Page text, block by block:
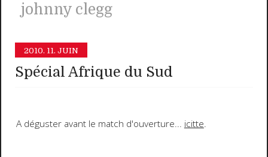
johnny clegg
2010. 11. JUIN
Spécial Afrique du Sud
A déguster avant le match d'ouverture... icitte.